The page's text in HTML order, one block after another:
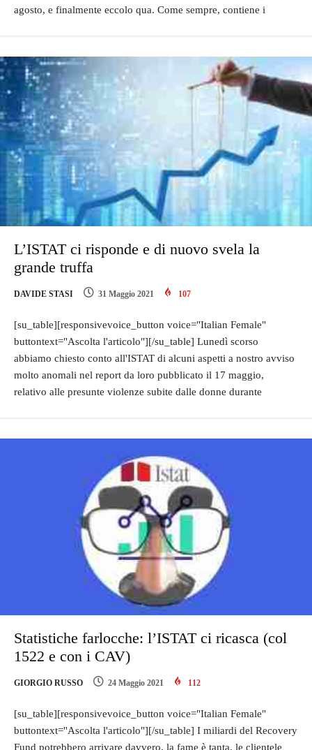
agosto, e finalmente eccolo qua. Come sempre, contiene i
L’ISTAT ci risponde e di nuovo svela la
grande truffa
DAVIDE STASI 31 Maggio 2021 107
[su_table][responsivevoice_button voice="Italian Female"
buttontext="Ascolta l'articolo"][/su_table] Lunedì scorso
abbiamo chiesto conto all'ISTAT di alcuni aspetti a nostro avviso
molto anomali nel report da loro pubblicato il 17 maggio,
relativo alle presunte violenze subite dalle donne durante
Statistiche farlocche: l’ISTAT ci ricasca (col
1522 e con i CAV)
GIORGIO RUSSO 24 Maggio 2021 112
[su_table][responsivevoice_button voice="Italian Female"
buttontext="Ascolta l'articolo"][/su_table] I miliardi del Recovery
Fund potrebbero arrivare davvero, la fame è tanta, le clientele